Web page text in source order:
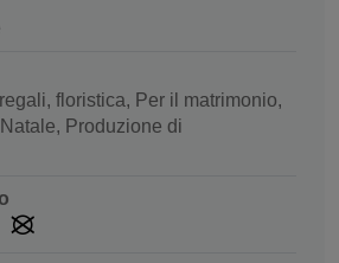
floristica, Per il matrimonio,
Produzione di